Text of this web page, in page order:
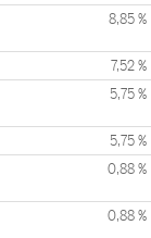
8,85 %
7,52 %
5,75 %
5,75 %
0,88 %
0,88 %